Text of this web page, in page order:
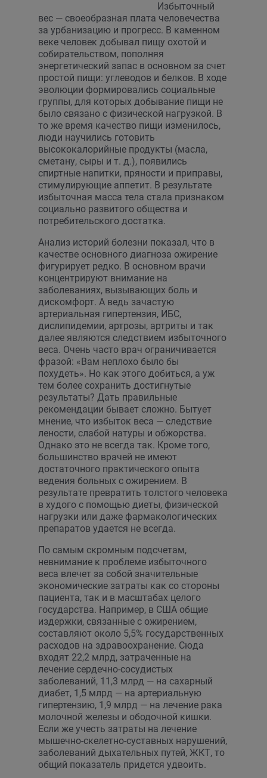
Избыточный
вес — своеобразная плата человечества
за урбанизацию и прогресс. В каменном
веке человек добывал пищу охотой и
собирательством, пополняя
энергетический запас в основном за счет
простой пищи: углеводов и белков. В ходе
эволюции формировались социальные
группы, для которых добывание пищи не
было связано с физической нагрузкой. В
то же время качество пищи изменилось,
люди научились готовить
высококалорийные продукты (масла,
сметану, сыры и т. д.), появились
спиртные напитки, пряности и приправы,
стимулирующие аппетит. В результате
избыточная масса тела стала признаком
социально развитого общества и
потребительского достатка.
Анализ историй болезни показал, что в
качестве основного диагноза ожирение
фигурирует редко. В основном врачи
концентрируют внимание на
заболеваниях, вызывающих боль и
дискомфорт. А ведь зачастую
артериальная гипертензия, ИБС,
дислипидемии, артрозы, артриты и так
далее являются следствием избыточного
веса. Очень часто врач ограничивается
фразой: «Вам неплохо было бы
похудеть». Но как этого добиться, а уж
тем более сохранить достигнутые
результаты? Дать правильные
рекомендации бывает сложно. Бытует
мнение, что избыток веса — следствие
лености, слабой натуры и обжорства.
Однако это не всегда так. Кроме того,
большинство врачей не имеют
достаточного практического опыта
ведения больных с ожирением. В
результате превратить толстого человека
в худого с помощью диеты, физической
нагрузки или даже фармакологических
препаратов удается не всегда.
По самым скромным подсчетам,
невнимание к проблеме избыточного
веса влечет за собой значительные
экономические затраты как со стороны
пациента, так и в масштабах целого
государства. Например, в США общие
издержки, связанные с ожирением,
составляют около 5,5% государственных
расходов на здравоохранение. Сюда
входят 22,2 млрд, затраченные на
лечение сердечно-сосудистых
заболеваний, 11,3 млрд — на сахарный
диабет, 1,5 млрд — на артериальную
гипертензию, 1,9 млрд — на лечение рака
молочной железы и ободочной кишки.
Если же учесть затраты на лечение
мышечно-скелетно-суставных нарушений,
заболеваний дыхательных путей, ЖКТ, то
общий показатель придется удвоить.